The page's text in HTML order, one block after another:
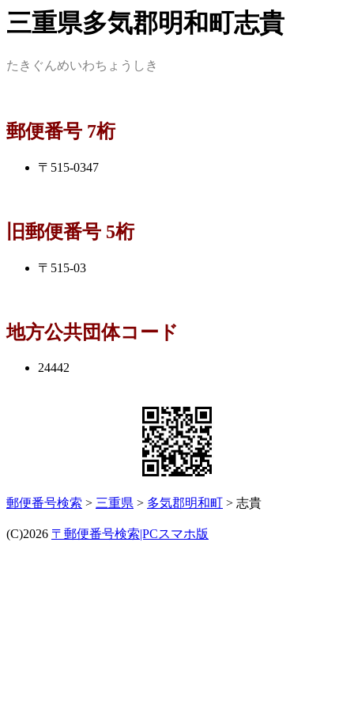
三重県多気郡明和町志貴
たきぐんめいわちょうしき
郵便番号 7桁
〒515-0347
旧郵便番号 5桁
〒515-03
地方公共団体コード
24442
郵便番号検索 > 三重県 > 多気郡明和町 > 志貴
(C)2026 〒郵便番号検索|PCスマホ版